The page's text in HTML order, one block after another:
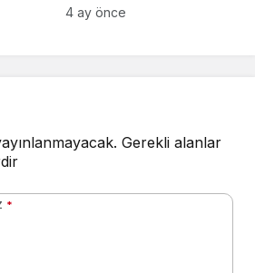
Seçim Çağrısına Ret
4 ay önce
Gerekli alanlar
*